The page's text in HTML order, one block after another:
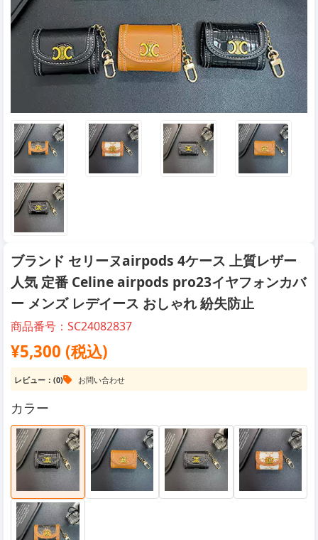
ブランド セリーヌairpods 4ケース 上質レザー
人気 定番 Celine airpods pro23イヤフォンカバ
ー メンズ レデイース おしゃれ 紛失防止
商品番号：SC24082837
¥5,300 (税込)
レビュー：(0) お問い合わせ
カラー